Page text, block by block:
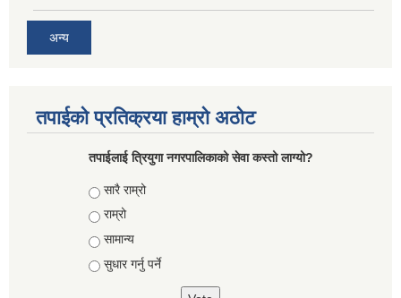
अन्य
तपाईको प्रतिक्रया हाम्रो अठोट
तपाईलाई त्रियुगा नगरपालिकाको सेवा कस्तो लाग्यो?
Choices
सारै राम्रो
राम्रो
सामान्य
सुधार गर्नु पर्ने